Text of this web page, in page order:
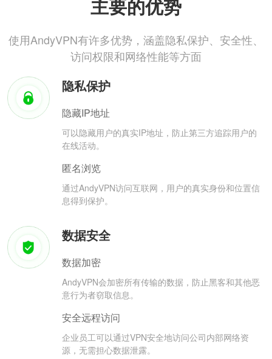
主要的优势
使用AndyVPN有许多优势，涵盖隐私保护、安全性、
访问权限和网络性能等方面
隐私保护
隐藏IP地址
可以隐藏用户的真实IP地址，防止第三方追踪用户的
在线活动。
匿名浏览
通过AndyVPN访问互联网，用户的真实身份和位置信
息得到保护。
数据安全
数据加密
AndyVPN会加密所有传输的数据，防止黑客和其他恶
意行为者窃取信息。
安全远程访问
企业员工可以通过VPN安全地访问公司内部网络资
源，无需担心数据泄露。